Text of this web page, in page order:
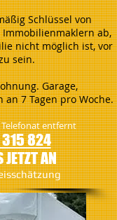
Schlüssel von
ab,
nicht möglich ist, vor
sein.
Garage,
7 Tagen pro Woche.
entfernt
824
JETZT AN